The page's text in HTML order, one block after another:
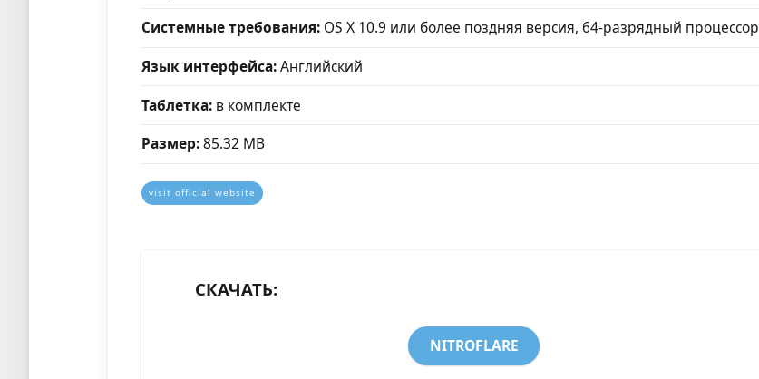
Системные требования: OS X 10.9 или более поздняя версия, 64-разрядный процессор
Язык интерфейса:Английский
Таблетка: в комплекте
Размер:85.32 MB
visit official website
СКАЧАТЬ:
NITROFLARE